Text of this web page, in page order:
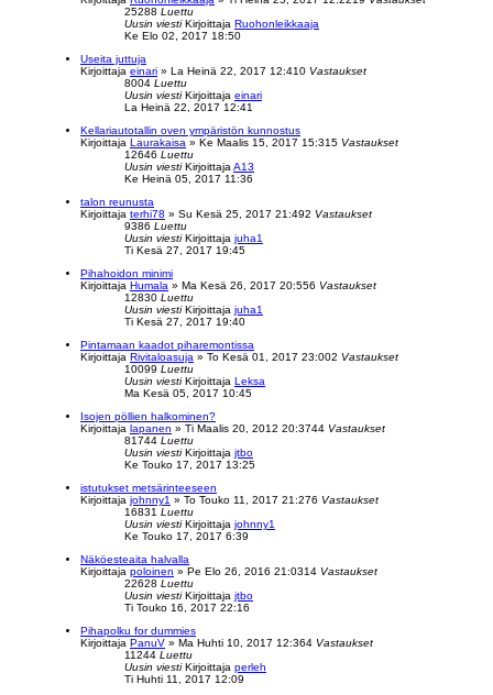
25288 Luettu
Uusin viesti Kirjoittaja Ruohonleikkaaja
Ke Elo 02, 2017 18:50
Useita juttuja
Kirjoittaja einari » La Heinä 22, 2017 12:410 Vastaukset
8004 Luettu
Uusin viesti Kirjoittaja einari
La Heinä 22, 2017 12:41
Kellariautotallin oven ympäristön kunnostus
Kirjoittaja Laurakaisa » Ke Maalis 15, 2017 15:315 Vastaukset
12646 Luettu
Uusin viesti KirjoittajaA13
Ke Heinä 05, 2017 11:36
talon reunusta
Kirjoittaja terhi78 » Su Kesä 25, 2017 21:492 Vastaukset
9386 Luettu
Uusin viesti Kirjoittaja juha1
Ti Kesä 27, 2017 19:45
Pihahoidon minimi
Kirjoittaja Humala » Ma Kesä 26, 2017 20:556 Vastaukset
12830 Luettu
Uusin viesti Kirjoittaja juha1
Ti Kesä 27, 2017 19:40
Pintamaan kaadot piharemontissa
Kirjoittaja Rivitaloasuja » To Kesä 01, 2017 23:002 Vastaukset
10099 Luettu
Uusin viesti Kirjoittaja Leksa
Ma Kesä 05, 2017 10:45
Isojen pöllien halkominen?
Kirjoittaja lapanen » Ti Maalis 20, 2012 20:3744 Vastaukset
81744 Luettu
Uusin viesti Kirjoittaja jtbo
Ke Touko 17, 2017 13:25
istutukset metsärinteeseen
Kirjoittaja johnny1 » To Touko 11, 2017 21:276 Vastaukset
16831 Luettu
Uusin viesti Kirjoittaja johnny1
Ke Touko 17, 2017 6:39
Näköesteaita halvalla
Kirjoittaja poloinen » Pe Elo 26, 2016 21:0314 Vastaukset
22628 Luettu
Uusin viesti Kirjoittaja jtbo
Ti Touko 16, 2017 22:16
Pihapolku for dummies
Kirjoittaja PanuV » Ma Huhti 10, 2017 12:364 Vastaukset
11244 Luettu
Uusin viesti Kirjoittaja perleh
Ti Huhti 11, 2017 12:09